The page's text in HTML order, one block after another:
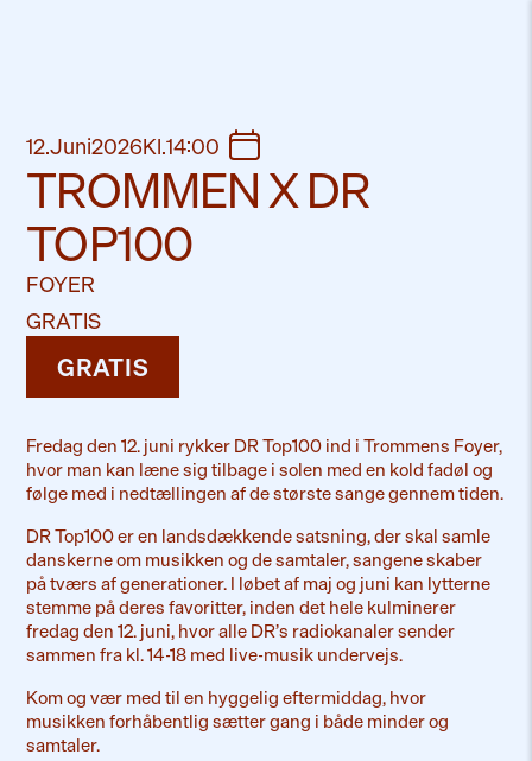
12.Juni2026Kl.14:00
TROMMEN X DR
TOP100
FOYER
GRATIS
GRATIS
Fredag den 12. juni rykker DR Top100 ind i Trommens Foyer,
hvor man kan læne sig tilbage i solen med en kold fadøl og
følge med i nedtællingen af de største sange gennem tiden.
DR Top100 er en landsdækkende satsning, der skal samle
danskerne om musikken og de samtaler, sangene skaber
på tværs af generationer. I løbet af maj og juni kan lytterne
stemme på deres favoritter, inden det hele kulminerer
fredag den 12. juni, hvor alle DR’s radiokanaler sender
sammen fra kl. 14-18 med live-musik undervejs.
Kom og vær med til en hyggelig eftermiddag, hvor
musikken forhåbentlig sætter gang i både minder og
samtaler.